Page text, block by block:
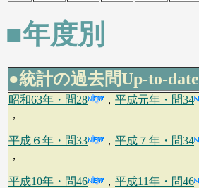
■年度別
●統計の過去問Up-to-date
昭和63年・問28 ， 平成元年・問34
，
平成６年・問33 ， 平成７年・問34
，
平成10年・問46 ， 平成11年・問46